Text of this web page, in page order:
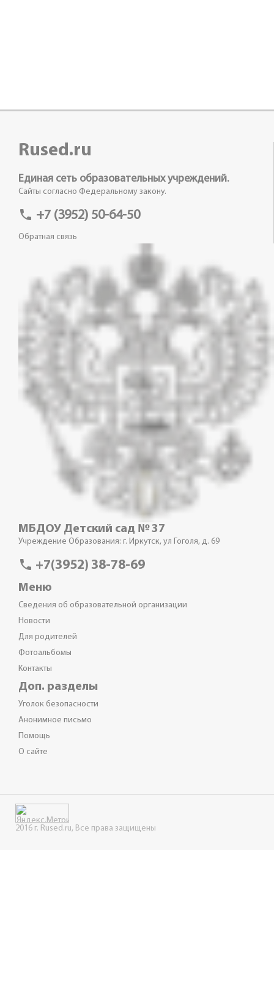
Rused.ru
Единая сеть образовательных учреждений.
Сайты согласно Федеральному закону.
phone +7 (3952) 50-64-50
Обратная связь
МБДОУ Детский сад № 37
Учреждение Образования: г. Иркутск, ул Гоголя, д. 69
phone +7(3952) 38-78-69
Меню
Сведения об образовательной организации
Новости
Для родителей
Фотоальбомы
Контакты
Доп. разделы
Уголок безопасности
Анонимное письмо
Помощь
О сайте
2016 г. Rused.ru, Все права защищены